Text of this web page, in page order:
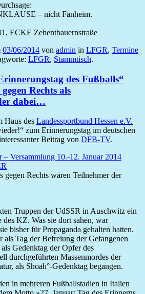
– nicht Fanheim.
ECKE Zehentbauernstraße
03/06/2014 von admin in LFGR, Termine
LFGR, Stammtisch.
des Fußballs“
Rechts als
dabei…
Haus des Landessportbund Hessen e.V.
zum Erinnerungstag im deutschen
Beitrag von DFB-TV.
Versammlung 10.-12. Januar 2014
Rechts waren Teilnehmer der
Truppen der UdSSR in Auschwitz ein
des KZ. Was sie dort sahen, war
bisher für Propaganda gehalten hatten.
als Tag der Befreiung der Gefangenen
Gedenktag der Opfer des
durchgeführten Massenmordes der
als Shoah°-Gedenktag begangen.
in mehreren Fußballstadien in Italien